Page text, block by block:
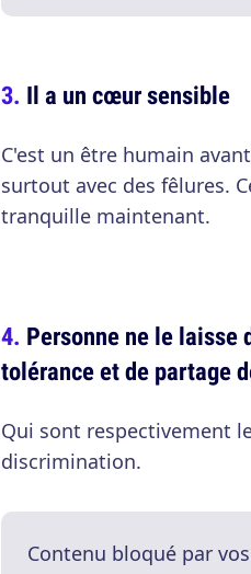
Il a un cœur sensible
C'est un être humain
surtout avec des fêlures.
tranquille maintenant.
Personne ne le laisse
tolérance et de partage
Qui sont respectivement
discrimination.
Contenu bloqué par